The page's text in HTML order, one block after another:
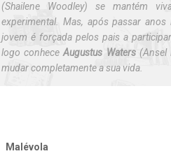
(Shailene Woodley) se mantém
experimental. Mas, após passar
jovem é forçada pelos pais a
logo conheceAugustus Waters(Ansel
mudar completamente a sua vida.
Malévola